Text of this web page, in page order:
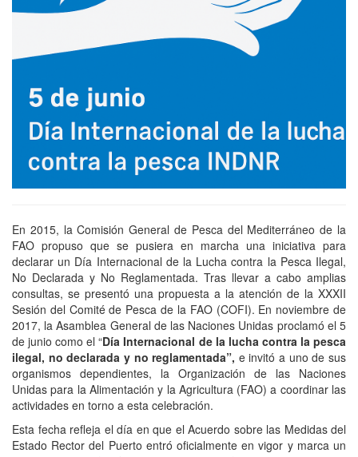
En 2015, la Comisión General de Pesca del Mediterráneo de la
FAO propuso que se pusiera en marcha una iniciativa para
declarar un Día Internacional de la Lucha contra la Pesca Ilegal,
No Declarada y No Reglamentada. Tras llevar a cabo amplias
consultas, se presentó una propuesta a la atención de la XXXII
Sesión del Comité de Pesca de la FAO (COFI). En noviembre de
2017, la Asamblea General de las Naciones Unidas proclamó el 5
de junio como el “Día Internacional de la lucha contra la pesca
ilegal, no declarada y no reglamentada”, e invitó a uno de sus
organismos dependientes, la Organización de las Naciones
Unidas para la Alimentación y la Agricultura (FAO) a coordinar las
actividades en torno a esta celebración.
Esta fecha refleja el día en que el Acuerdo sobre las Medidas del
Estado Rector del Puerto entró oficialmente en vigor y marca un